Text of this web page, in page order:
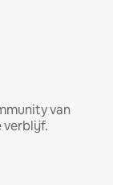
van
verblijf.